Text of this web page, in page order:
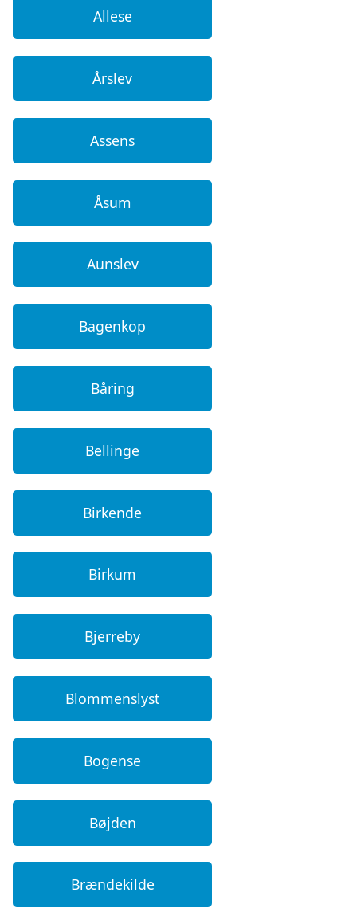
Allese
Årslev
Assens
Åsum
Aunslev
Bagenkop
Båring
Bellinge
Birkende
Birkum
Bjerreby
Blommenslyst
Bogense
Bøjden
Brændekilde